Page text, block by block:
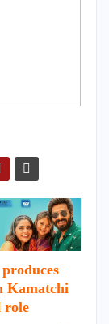
Kamatchi
role